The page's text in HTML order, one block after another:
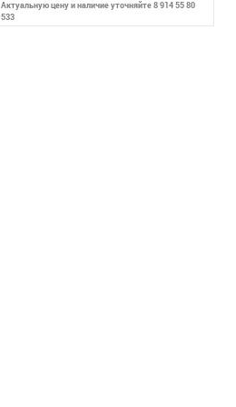
Актуальную цену и наличие уточняйте 8 914 55 80
533